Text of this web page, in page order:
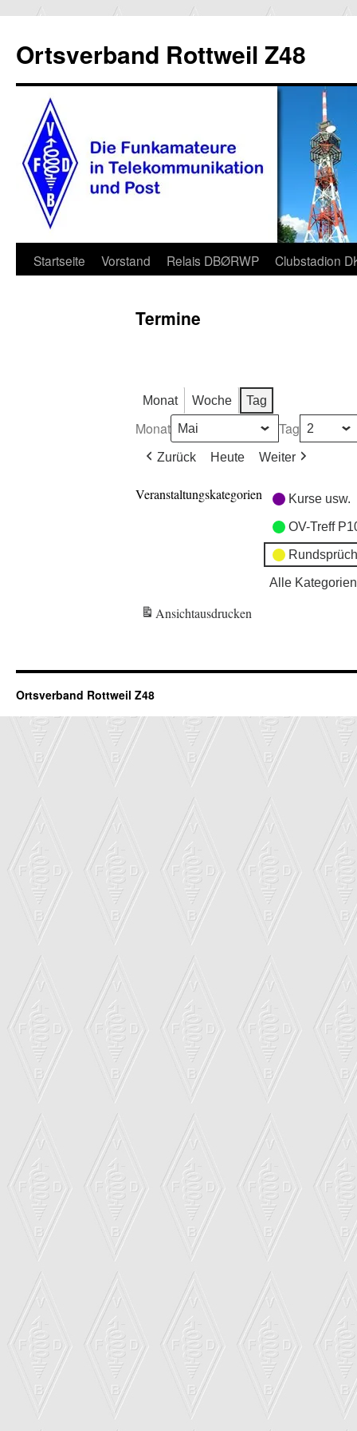
Ortsverband Rottweil Z48
Zum
Startseite Vorstand Relais DBØRWP Clubstadion
Termine
Monat Woche Tag
Monat Tag
Zurück Heute Weiter
Veranstaltungskategorien Kurse usw.
OV-Treff
Alle Kategorien
Ansichtausdrucken
Ortsverband Rottweil Z48